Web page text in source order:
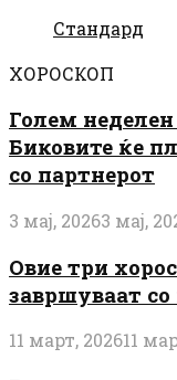
Стандард
ХОРОСКОП
Голем неделен
Биковите ќе
со партнерот
3 мај, 20263 мај,
Овие три
завршуваат
11 март, 202611